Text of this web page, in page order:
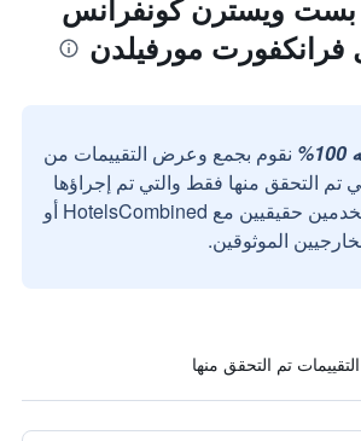
بست ويسترن كونفرانس
فرانكفورت مورفيلدن
نقوم بجمع وعرض التقييمات من
تم التحقق منها فقط والتي تم إجراؤها
بواسطة مستخدمين حقيقيين مع HotelsCombined أو
الموثوقين.